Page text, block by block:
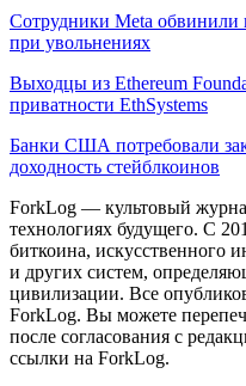
Сотрудники Meta
при увольнениях
Выходцы из Ethereum
приватности EthSystems
Банки США потребовали
доходность стейблкоинов
ForkLog — культовый
технологиях будущего. С
биткоина, искусственного
и других систем,
цивилизации. Все
ForkLog. Вы можете
после согласования с
ссылки на ForkLog.